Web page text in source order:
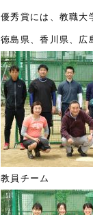
優秀賞には、教職大
徳島県、香川県、広
教員チーム